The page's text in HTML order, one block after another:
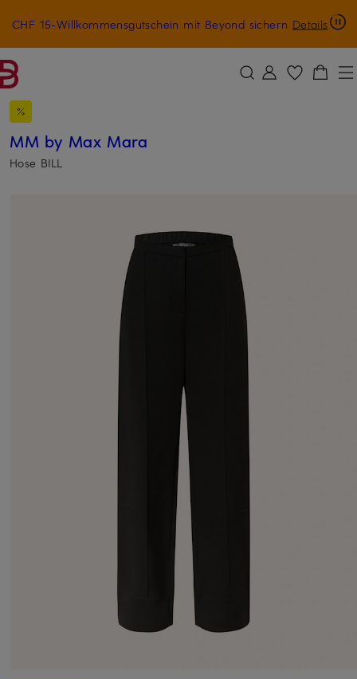
ZUM HAUPTINHALT ÜBERSPRINGEN ZUM SUCHFELD ÜBERSPRINGEN
CHF 15-Willkommensgutschein mit Beyond sichern Details
MM by Max Mara
Hose BILL